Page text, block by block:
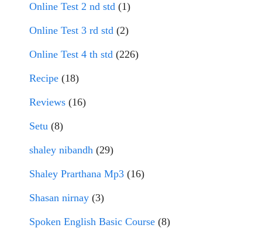
Online Test 2 nd std (1)
Online Test 3 rd std (2)
Online Test 4 th std (226)
Recipe (18)
Reviews (16)
Setu (8)
shaley nibandh (29)
Shaley Prarthana Mp3 (16)
Shasan nirnay (3)
Spoken English Basic Course (8)